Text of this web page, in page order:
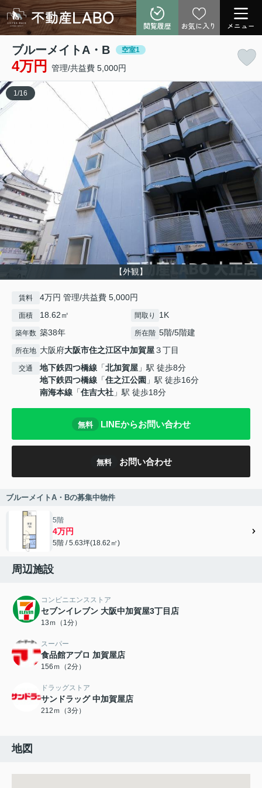
閲覧履歴 お気に入り メニュー
ブルーメイトA・B 空室1
4万円 管理/共益費 5,000円
【外観】
1 /16
賃料 4万円 管理/共益費 5,000円
面積 18.62㎡ 間取り 1K
築年数 築38年 所在階 5階/5階建
所在地 大阪府大阪市住之江区中加賀屋３丁目
交通 地下鉄四つ橋線 「北加賀屋 」駅 徒歩8分
地下鉄四つ橋線 「住之江公園 」駅 徒歩16分
南海本線 「住吉大社 」駅 徒歩18分
無料 LINEからお問い合わせ
無料 お問い合わせ
ブルーメイトA・Bの募集中物件
5階
4万円
5階 / 5.63坪(18.62㎡)
周辺施設
コンビニエンスストア
セブンイレブン 大阪中加賀屋3丁目店
13ｍ（1分）
スーパー
食品館アプロ 加賀屋店
156ｍ（2分）
ドラッグストア
サンドラッグ 中加賀屋店
212ｍ（3分）
地図